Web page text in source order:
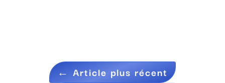
← Article plus récent